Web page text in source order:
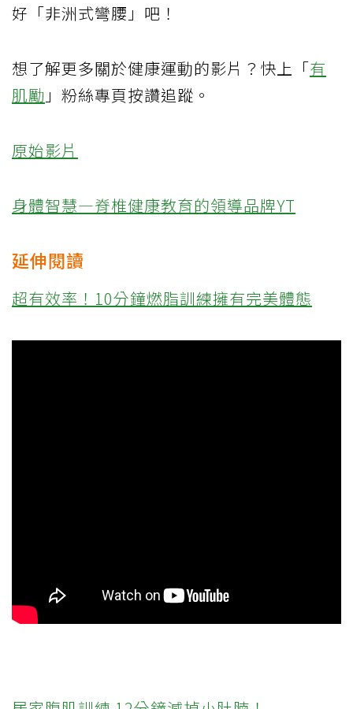
好「非洲式彎腰」吧！
想了解更多關於健康運動的影片？快上「有
肌勵 」粉絲專頁按讚追蹤。
原始影片
身體智慧—脊椎健康教育的領導品牌YT
延伸閱讀
超有效率！10分鐘燃脂訓練擁有完美體態